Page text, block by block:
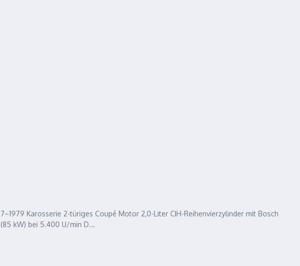
Karosserie 2-türiges Coupé Motor 2,0-Liter CIH-Reihenvierzylinder mit Bosch
(85 kW) bei 5.400 U/min D...